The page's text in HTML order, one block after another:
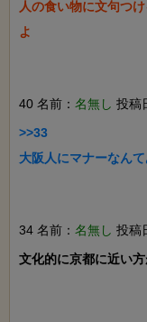
人の食い物に文句つ
よ
40 名前： 名無し 投稿
>>33
大阪人にマナーなん
34 名前： 名無し 投稿
文化的に京都に近い